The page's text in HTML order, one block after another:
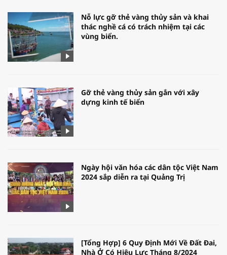
Nỗ lực gỡ thẻ vàng thủy sản và khai
thác nghề cá có trách nhiệm tại các
vùng biển.
Gỡ thẻ vàng thủy sản gắn với xây
dựng kinh tế biển
Ngày hội văn hóa các dân tộc Việt Nam
2024 sắp diễn ra tại Quảng Trị
[Tổng Hợp] 6 Quy Định Mới Về Đất Đai,
Nhà Ở Có Hiệu Lực Tháng 8/2024